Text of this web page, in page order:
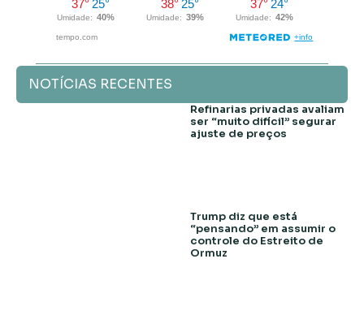
NOTÍCIAS RECENTES
Refinarias privadas avaliam
ser “muito difícil” segurar
ajuste de preços
Trump diz que está
“pensando” em assumir o
controle do Estreito de
Ormuz